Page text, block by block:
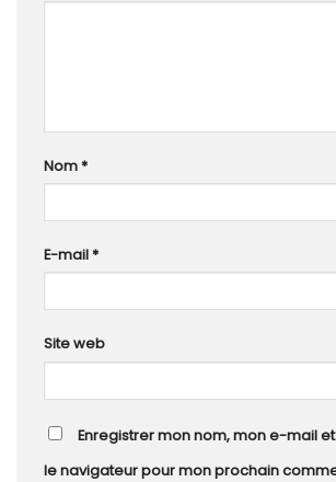
Nom*
E-mail*
Site web
Enregistrer mon nom, mon e-mail
le navigateur pour mon prochain